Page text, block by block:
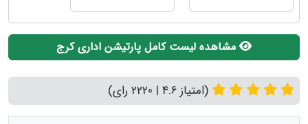
مشاهده لیست کامل پارتیشن اداری کرج
(امتیاز 4.6 | 2220 رای)